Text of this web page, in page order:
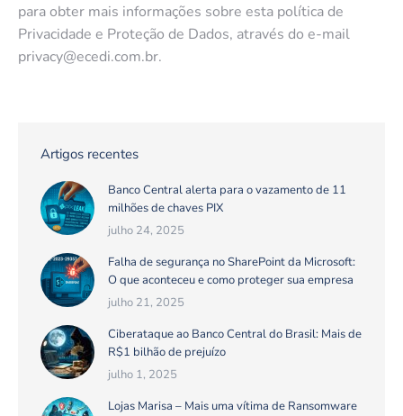
para obter mais informações sobre esta política de
Privacidade e Proteção de Dados, através do e-mail
privacy@ecedi.com.br.
Artigos recentes
Banco Central alerta para o vazamento de 11
milhões de chaves PIX
julho 24, 2025
Falha de segurança no SharePoint da Microsoft:
O que aconteceu e como proteger sua empresa
julho 21, 2025
Ciberataque ao Banco Central do Brasil: Mais de
R$1 bilhão de prejuízo
julho 1, 2025
Lojas Marisa – Mais uma vítima de Ransomware